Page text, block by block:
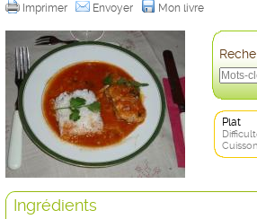
Imprimer Envoyer Mon livre
Plat
Ingrédients